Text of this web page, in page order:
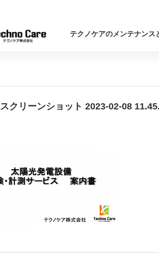
テクノケアのメンテナンス
スクリーンショット 2023-02-08